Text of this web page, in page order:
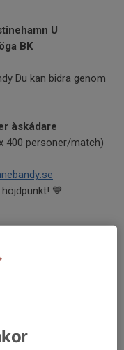
U
BK
Du kan bidra genom
åskådare
400 personer/match)
💙